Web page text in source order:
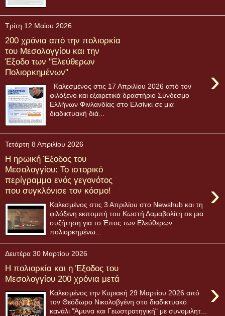
Τρίτη 12 Μαΐου 2026
200 χρόνια από την πολιορκία
του Μεσολογγίου και την
Έξοδο των "Ελεύθερων
Πολιορκημένων"
›
Καλεσμένος στις 17 Απριλίου 2026 από τον
φιλόξενο και εξαιρετικά δραστήριο Σύνδεσμο
Ελλήνων Φινλανδίας στο Ελσίνκι σε μια
διαδικτυακή διά...
Τετάρτη 8 Απριλίου 2026
Η ηρωική Έξοδος του
Μεσολογγίου: Το ιστορικό
περίγραμμα ενός γεγονότος
που συγκλόνισε τον κόσμο!
›
Καλεσμένος στις 3 Απριλίου στο Newshub και τη
φιλόξενη εκπομπή του Κωστή Δαμαβολίτη σε μια
συζήτηση για το Έπος των Ελεύθερων
πολιορκημένω...
Δευτέρα 30 Μαρτίου 2026
Η πολιορκία και η Έξοδος του
Μεσολογγίου 200 χρόνια μετά
›
Καλεσμένος την Κυριακή 29 Μαρτίου 2026 από
τον Θεόδωρο Νικολοβγένη στο διαδικτυακό
κανάλι "Άμυνα και Γεωστρατηγική" με συνομιλητ...